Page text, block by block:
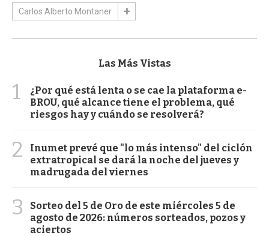
Carlos Alberto Montaner
Las Más Vistas
1
¿Por qué está lenta o se cae la plataforma e-
BROU, qué alcance tiene el problema, qué
riesgos hay y cuándo se resolverá?
2
Inumet prevé que "lo más intenso" del ciclón
extratropical se dará la noche del jueves y
madrugada del viernes
3
Sorteo del 5 de Oro de este miércoles 5 de
agosto de 2026: números sorteados, pozos y
aciertos